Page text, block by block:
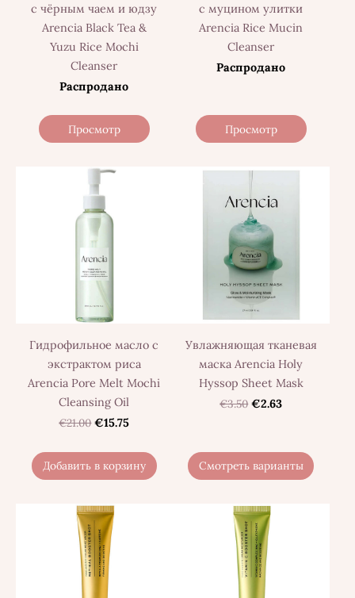
с чёрным чаем и юдзу
Arencia Black Tea &
Yuzu Rice Mochi
Cleanser
Распродано
Просмотр
с муцином улитки
Arencia Rice Mucin
Cleanser
Распродано
Просмотр
Гидрофильное масло с
экстрактом риса
Arencia Pore Melt Mochi
Cleansing Oil
€21.00 €15.75
Добавить в корзину
Увлажняющая тканевая
маска Arencia Holy
Hyssop Sheet Mask
€3.50 €2.63
Смотреть варианты